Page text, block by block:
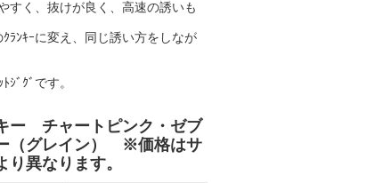
すく、抜けが良く、高速の誘いも
ﾝｷｰに変え、同じ誘い方をしなが
ﾞｸﾞです。
ー チャートピンク・ゼブ
（グレイン） ※価格はサ
り異なります。